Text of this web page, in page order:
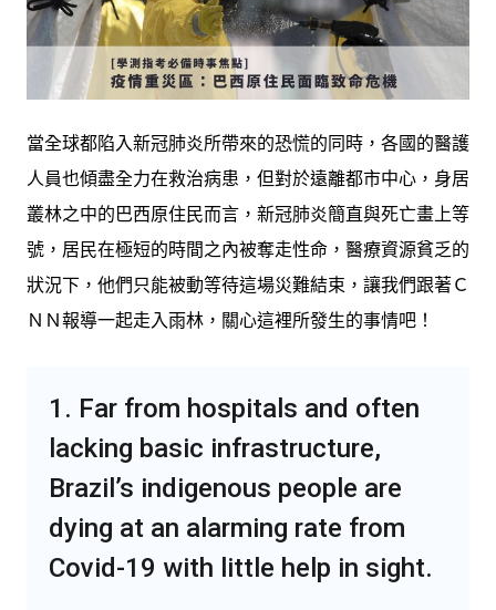
當全球都陷入新冠肺炎所帶來的恐慌的同時，各國的醫護
人員也傾盡全力在救治病患，但對於遠離都市中心，身居
叢林之中的巴西原住民而言，新冠肺炎簡直與死亡畫上等
號，居民在極短的時間之內被奪走性命，醫療資源貧乏的
狀況下，他們只能被動等待這場災難結束，讓我們跟著Ｃ
ＮＮ報導一起走入雨林，關心這裡所發生的事情吧！
1. Far from hospitals and often
lacking basic infrastructure,
Brazil’s indigenous people are
dying at an alarming rate from
Covid-19 with little help in sight.